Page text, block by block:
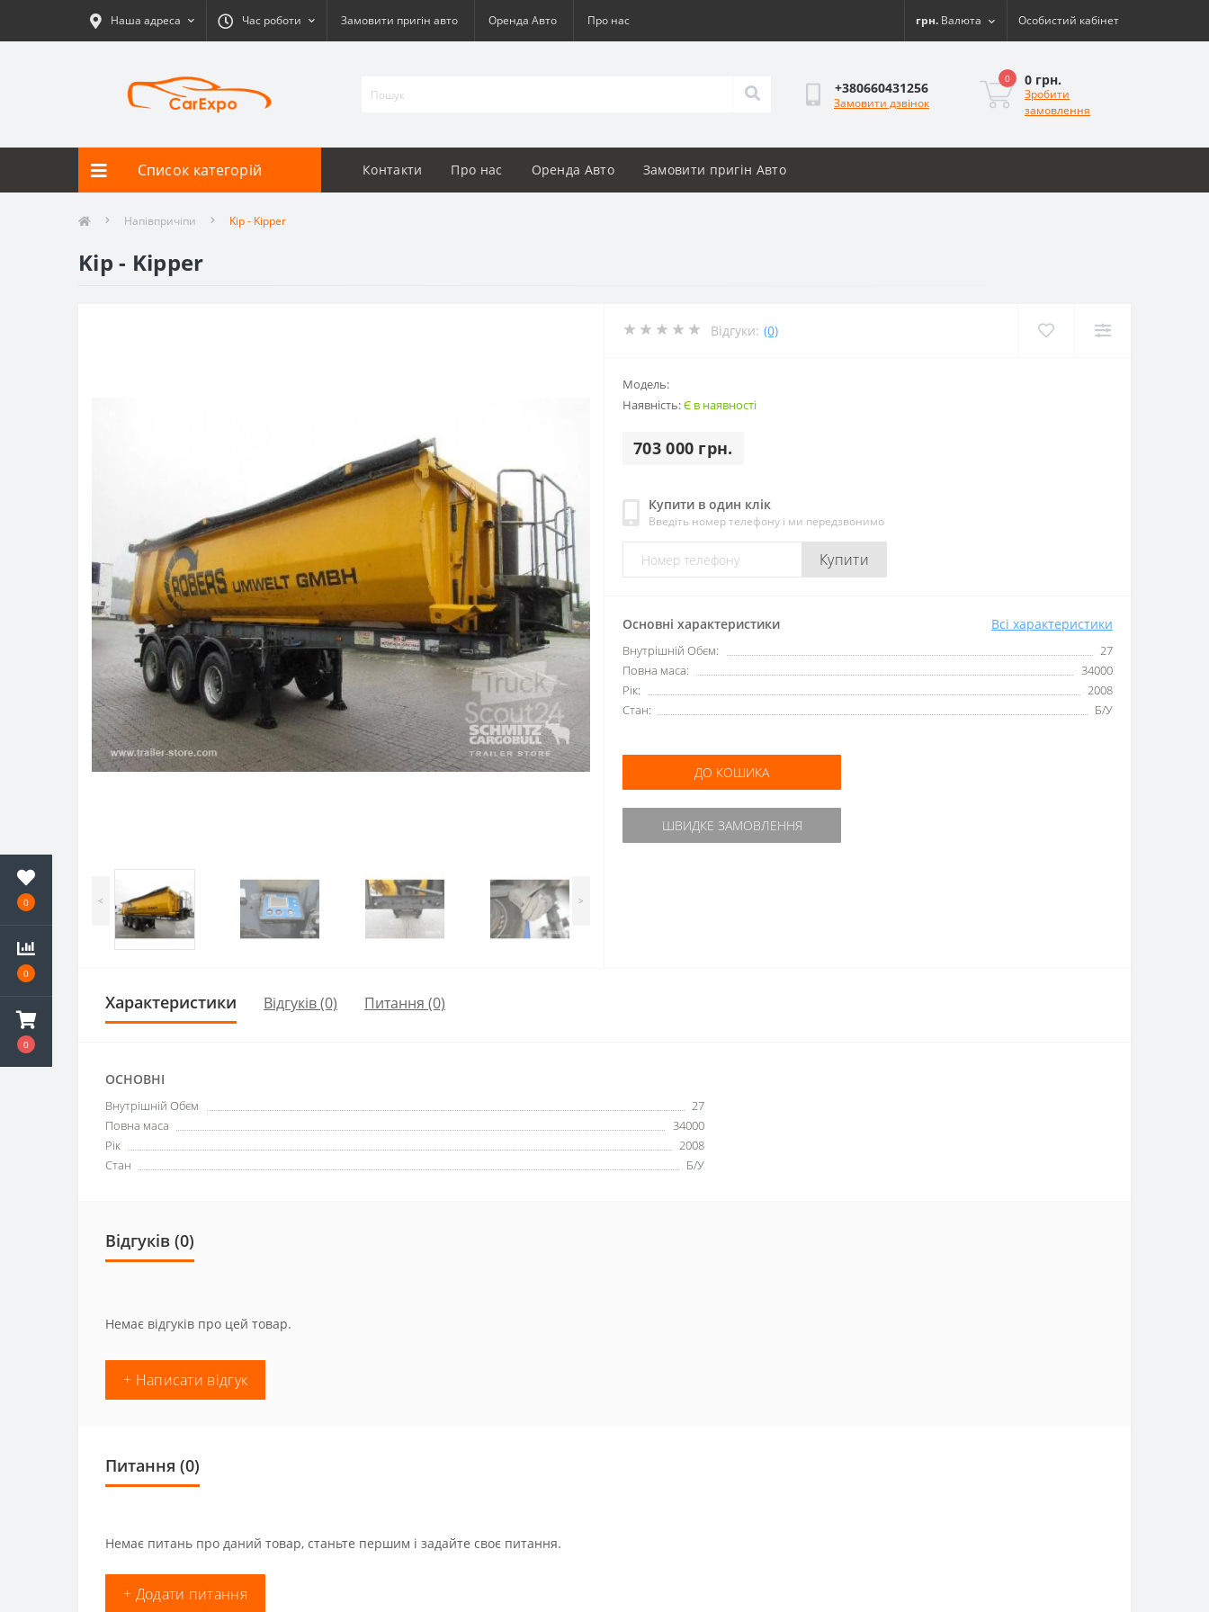
0
0
0
Наша адреса Час роботи Замовити пригін авто Оренда Авто Про нас грн. Валюта Особистий кабінет
+380660431256
Замовити дзвінок
0 0 грн.
Зробити
замовлення
Список категорій Контакти Про нас Оренда Авто Замовити пригін Авто
Напівпричіпи Kip - Kipper
Kip - Kipper
< >
Відгуки: (0)
Модель:
Наявність:Є в наявності
703 000 грн.
Купити в один клік
Введіть номер телефону і ми передзвонимо
Купити
Основні характеристики Всі характеристики
Внутрішній Обєм:
27
Повна маса:
34000
Рік:
2008
Стан:
Б/У
ДО КОШИКА
ШВИДКЕ ЗАМОВЛЕННЯ
Характеристики Відгуків (0) Питання (0)
ОСНОВНІ
Внутрішній Обєм
27
Повна маса
34000
Рік
2008
Стан
Б/У
Відгуків (0)
Немає відгуків про цей товар.
+ Написати відгук
Питання (0)
Немає питань про даний товар, станьте першим і задайте своє питання.
+ Додати питання